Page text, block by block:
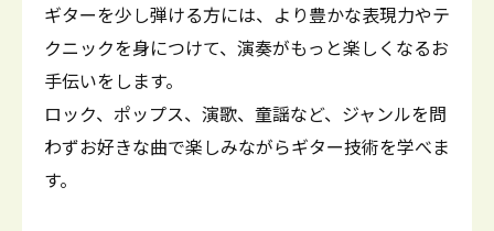
ギターを少し弾ける方には、より豊かな表現力やテ
クニックを身につけて、演奏がもっと楽しくなるお
手伝いをします。
ロック、ポップス、演歌、童謡など、ジャンルを問
わずお好きな曲で楽しみながらギター技術を学べま
す。